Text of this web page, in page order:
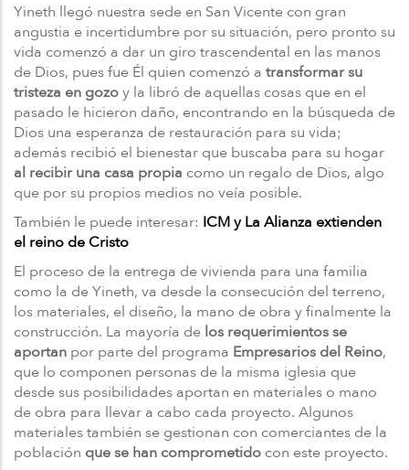
Yineth llegó nuestra sede en San Vicente con gran
angustia e incertidumbre por su situación, pero pronto su
vida comenzó a dar un giro trascendental en las manos
de Dios, pues fue Él quien comenzó a transformar su
tristeza en gozoy la libró de aquellas cosas que en el
pasado le hicieron daño, encontrando en la búsqueda de
Dios una esperanza de restauración para su vida;
además recibió el bienestar que buscaba para su hogar
al recibir una casa propia como un regalo de Dios, algo
que por su propios medios no veía posible.
También le puede interesar: ICM y La Alianza extienden
el reino de Cristo
El proceso de la entrega de vivienda para una familia
como la de Yineth, va desde la consecución del terreno,
los materiales, el diseño, la mano de obra y finalmente la
construcción. La mayoría de los requerimientos se
aportan por parte del programa Empresarios del Reino,
que lo componen personas de la misma iglesia que
desde sus posibilidades aportan en materiales o mano
de obra para llevar a cabo cada proyecto. Algunos
materiales también se gestionan con comerciantes de la
población que se han comprometido con este proyecto.